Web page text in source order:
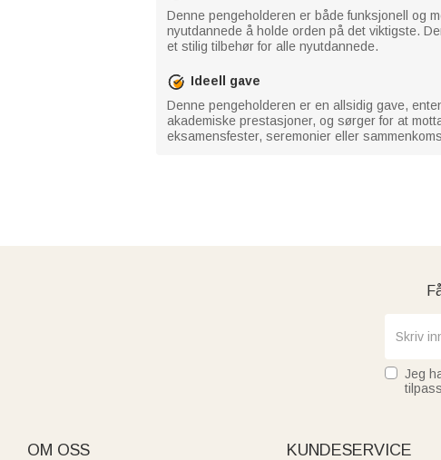
Denne pengeholderen er både funksjonell og
nyutdannede å holde orden på det viktigste.
et stilig tilbehør for alle nyutdannede.
Ideell gave
Denne pengeholderen er en allsidig gave,
akademiske prestasjoner, og sørger for at
eksamensfester, seremonier eller
Jeg
OM OSS KUNDESERVICE